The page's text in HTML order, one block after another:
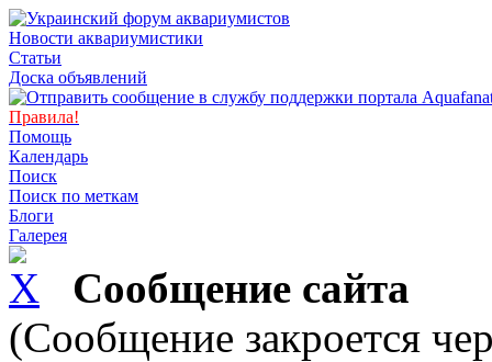
Новости аквариумистики
Статьи
Доска объявлений
Правила!
Помощь
Календарь
Поиск
Поиск по меткам
Блоги
Галерея
Сообщение сайта
(Сообщение закроется